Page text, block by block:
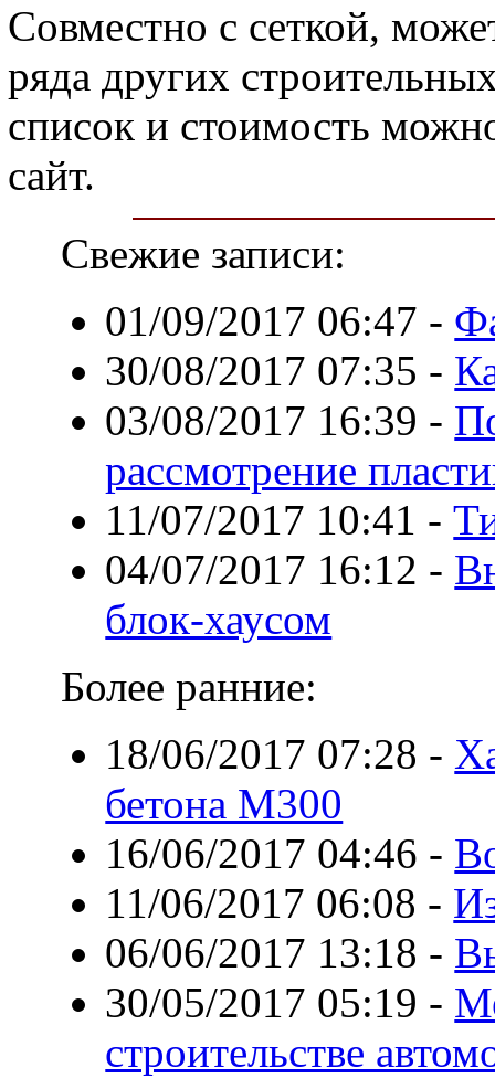
Совместно с сеткой,
ряда других
список и стоимость
сайт.
Свежие записи:
01/09/2017 06:47 -
30/08/2017 07:35 -
03/08/2017 16:39 -
рассмотрение
11/07/2017 10:41 -
04/07/2017 16:12 -
блок-хаусом
Более ранние:
18/06/2017 07:28 -
бетона М300
16/06/2017 04:46 -
11/06/2017 06:08 -
06/06/2017 13:18 -
30/05/2017 05:19 -
строительстве